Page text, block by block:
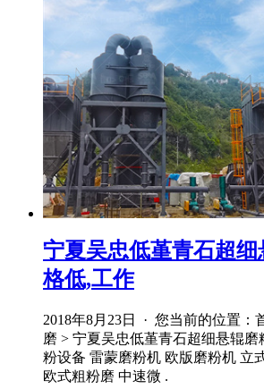
宁夏吴忠低堇青石超
格低,工作
2018年8月23日 · 您当前的位置：
磨 > 宁夏吴忠低堇青石超细悬辊磨
粉设备 雷蒙磨粉机 欧版磨粉机 立
欧式粗粉磨 中速微 .